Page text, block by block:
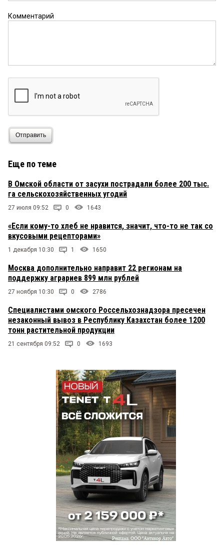
Комментарий
Отправить
Еще по теме
В Омской области от засухи пострадали более 200 тыс.
га сельскохозяйственных угодий
27 июля 09:52 0 1643
«Если кому-то хлеб не нравится, значит, что-то не так со
вкусовыми рецепторами»
1 декабря 10:30 1 1650
Москва дополнительно направит 22 регионам на
поддержку аграриев 899 млн рублей
27 ноября 10:30 0 2786
Специалистами омского Россельхознадзора пресечен
незаконный вывоз в Республику Казахстан более 1200
тонн растительной продукции
21 сентября 09:52 0 1693